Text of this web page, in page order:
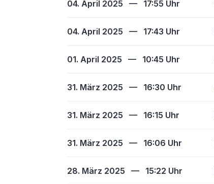
04. April 2025 — 17:55 Uhr
04. April 2025 — 17:43 Uhr
01. April 2025 — 10:45 Uhr
31. März 2025 — 16:30 Uhr
31. März 2025 — 16:15 Uhr
31. März 2025 — 16:06 Uhr
28. März 2025 — 15:22 Uhr